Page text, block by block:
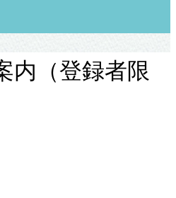
（登録者限